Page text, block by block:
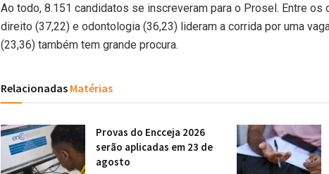
Ao todo, 8.151 candidatos se inscreveram para o Prosel. Entre
direito (37,22) e odontologia (36,23) lideram a corrida por uma
(23,36) também tem grande procura.
Relacionadas Matérias
Provas do Encceja 2026
serão aplicadas em 23 de
agosto